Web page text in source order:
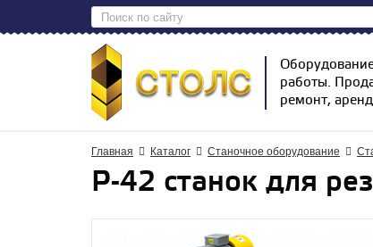
работы.
ремонт,
Главная Каталог Станочное оборудование
Р-42 станок для